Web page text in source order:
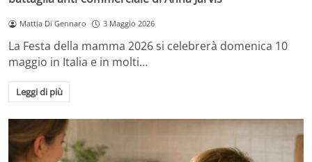
Mattia Di Gennaro 3 Maggio 2026
La Festa della mamma 2026 si celebrerà domenica 10
maggio in Italia e in molti…
Leggi di più